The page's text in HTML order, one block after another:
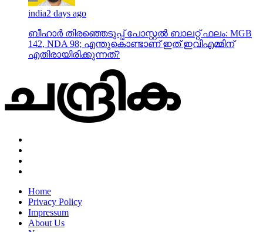
india2 days ago
ബീഹാർ തിരഞ്ഞെടുപ്പ് പോസ്റ്റൽ ബാലറ്റ് ഫലം: MGB
142, NDA 98; എന്തുകൊണ്ടാണ് ഇത് ഇവിഎമ്മിന്
എതിരായിരിക്കുന്നത്?
Home
Privacy Policy
Impressum
About Us